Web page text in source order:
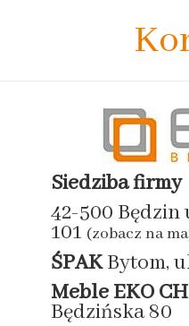
Siedziba firmy
42-500
101 (zobacz na
ŚPAKBytom,
Meble EKO
Będzińska 80